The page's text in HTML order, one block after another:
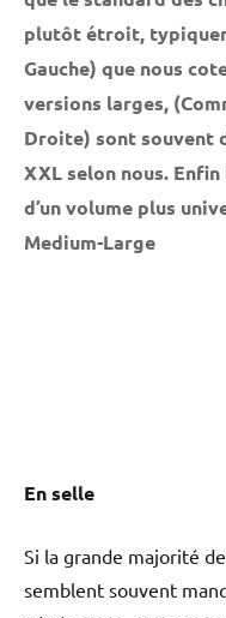
plutôt étroit,
Gauche) que nous
versions larges,
Droite) sont souvent
XXL selon nous. Enfin
d’un volume plus
Medium-Large
En selle
Si la grande majorité
semblent souvent